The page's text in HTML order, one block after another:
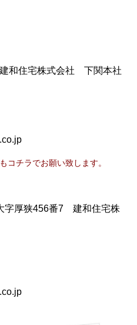
和住宅株式会社 下関本社
コチラでお願い致します。
字厚狭456番7 建和住宅株